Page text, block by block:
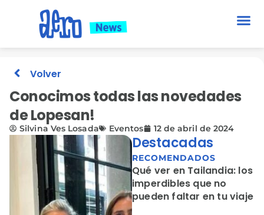
Volver
Conocimos todas las novedades
de Lopesan!
Silvina Ves Losada Eventos 12 de abril de 2024
Destacadas
RECOMENDADOS
Qué ver en Tailandia: los
imperdibles que no
pueden faltar en tu viaje